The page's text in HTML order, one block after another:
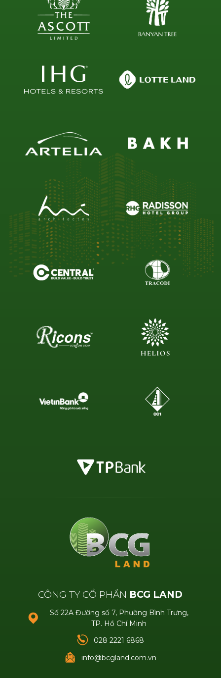
CÔNG TY CỔ PHẦN BCG LAND
Số 22A Đường số 7, Phường Bình Trưng,
TP. Hồ Chí Minh
028 2221 6868
info@bcgland.com.vn
Số điện thoại (*)
Nội dung
GỬI THÔNG TIN